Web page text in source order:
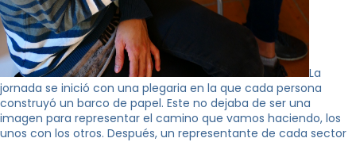
La
jornada se inició con una plegaria en la que cada persona
construyó un barco de papel. Este no dejaba de ser una
imagen para representar el camino que vamos haciendo, los
unos con los otros. Después, un representante de cada sector